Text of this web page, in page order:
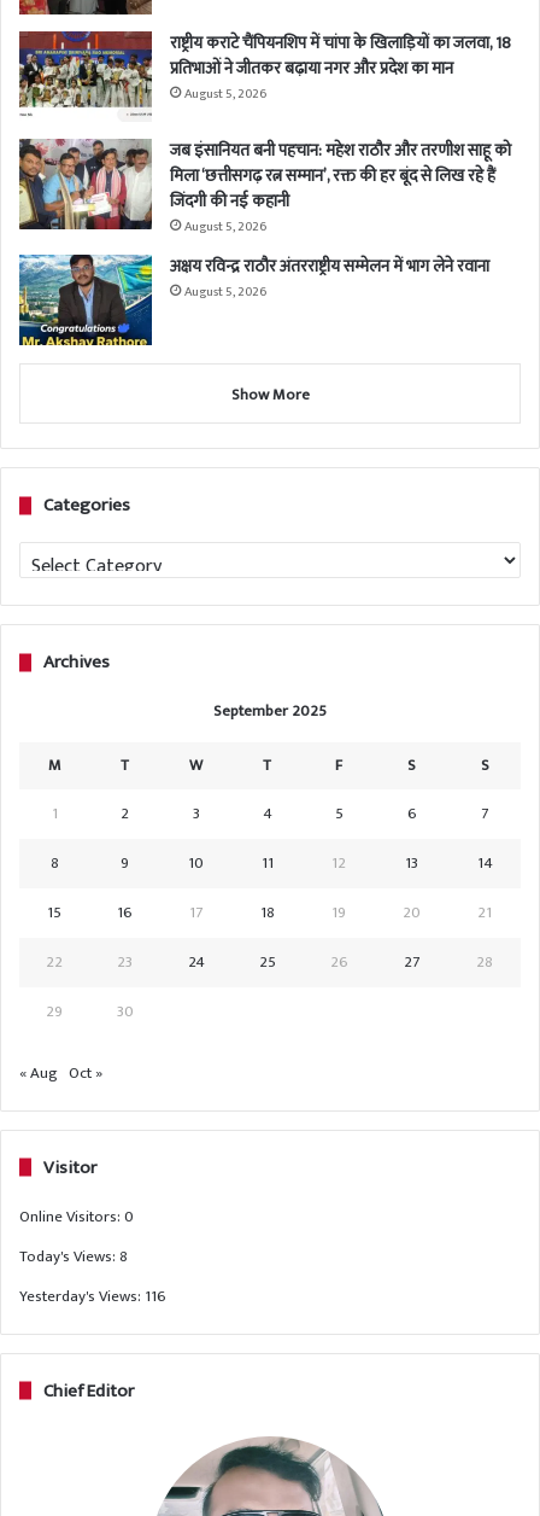
राष्ट्रीय कराटे चैंपियनशिप में चांपा के खिलाड़ियों का जलवा, 18
प्रतिभाओं ने जीतकर बढ़ाया नगर और प्रदेश का मान
August 5, 2026
जब इंसानियत बनी पहचान: महेश राठौर और तरणीश साहू को
मिला ‘छत्तीसगढ़ रत्न सम्मान’, रक्त की हर बूंद से लिख रहे हैं
जिंदगी की नई कहानी
August 5, 2026
अक्षय रविन्द्र राठौर अंतरराष्ट्रीय सम्मेलन में भाग लेने रवाना
August 5, 2026
Show More
Categories
Categories
Archives
September 2025
M T W T F S
S
1
2 3 4 5 6
7
8
9 10 11 12 13
14
15
16 17 18 19 20
21
22
23 24 25 26 27
28
29
30
« Aug Oct »
Visitor
Online Visitors:0
Today's Views:8
Yesterday's Views: 116
Chief Editor